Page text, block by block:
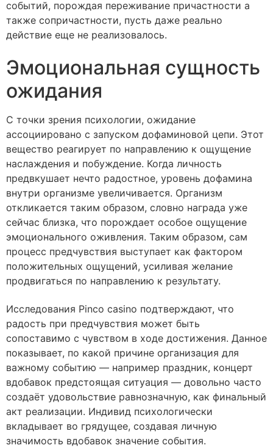
событий, порождая переживание причастности а
также сопричастности, пусть даже реально
действие еще не реализовалось.
Эмоциональная сущность
ожидания
С точки зрения психологии, ожидание
ассоциировано с запуском дофаминовой цепи. Этот
вещество реагирует по направлению к ощущение
наслаждения и побуждение. Когда личность
предвкушает нечто радостное, уровень дофамина
внутри организме увеличивается. Организм
откликается таким образом, словно награда уже
сейчас близка, что порождает особое ощущение
эмоционального оживления. Таким образом, сам
процесс предчувствия выступает как фактором
положительных ощущений, усиливая желание
продвигаться по направлению к результату.
Исследования Pinco casino подтверждают, что
радость при предчувствия может быть
сопоставимо с чувством в ходе достижения. Данное
показывает, по какой причине организация для
важному событию — например праздник, концерт
вдобавок предстоящая ситуация — довольно часто
создаёт удовольствие равнозначную, как финальный
акт реализации. Индивид психологически
вкладывает во грядущее, создавая личную
значимость вдобавок значение события.